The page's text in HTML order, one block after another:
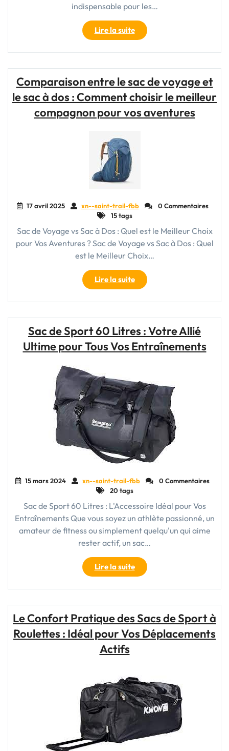
indispensable pour les…
Lire la suite"Guide
d’achat
pour
parfait
gros
sac
de
Comparaison entre le sac de voyage et
le sac à dos : Comment choisir le meilleur
compagnon pour vos aventures
17 avril 2025 xn--saint-trail-fbb
0 Commentaires
15 tags
Sac de Voyage vs Sac à Dos : Quel est le Meilleur Choix
pour Vos Aventures ? Sac de Voyage vs Sac à Dos : Quel
est le Meilleur Choix…
Lire la suite"Comparaison
entre
le
voyage
et
à
dos
:
Comment
choisir
meilleur
compagnon
vos
Sac de Sport 60 Litres : Votre Allié
Ultime pour Tous Vos Entraînements
15 mars 2024 xn--saint-trail-fbb
0 Commentaires
20 tags
Sac de Sport 60 Litres : L'Accessoire Idéal pour Vos
Entraînements Que vous soyez un athlète passionné, un
amateur de fitness ou simplement quelqu'un qui aime
rester actif, un sac…
Lire la suite"Sac
de
Sport
:
Votre
Tous
Vos
Entraînements"
Le Confort Pratique des Sacs de Sport à
Roulettes : Idéal pour Vos Déplacements
Actifs